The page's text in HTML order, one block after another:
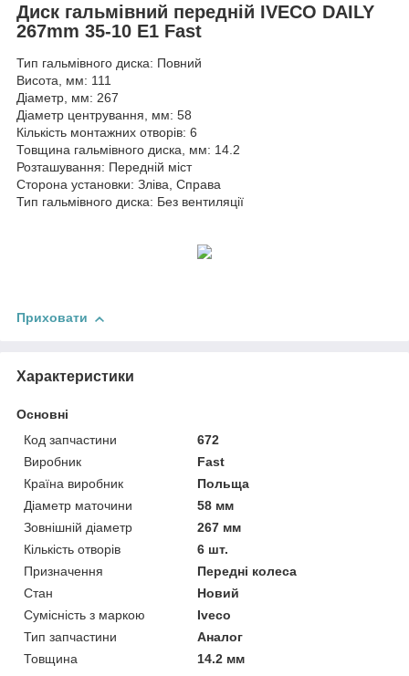
Диск гальмівний передній IVECO DAILY
267mm 35-10 Е1 Fast
Тип гальмівного диска: Повний
Висота, мм: 111
Діаметр, мм: 267
Діаметр центрування, мм: 58
Кількість монтажних отворів: 6
Товщина гальмівного диска, мм: 14.2
Розташування: Передній міст
Сторона установки: Зліва, Справа
Тип гальмівного диска: Без вентиляції
Приховати
Характеристики
Основні
Код запчастини
672
Виробник
Fast
Країна виробник
Польща
Діаметр маточини
58 мм
Зовнішній діаметр
267 мм
Кількість отворів
6 шт.
Призначення
Передні колеса
Стан
Новий
Сумісність з маркою
Iveco
Тип запчастини
Аналог
Товщина
14.2 мм